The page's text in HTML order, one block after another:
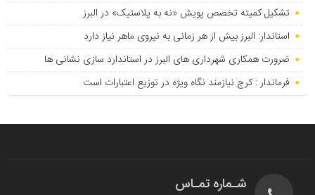
تشکیل کمیته تخصص پویش «نه به پلاستیک» در البرز
استاندار: البرز بیش از هر زمانی به نیروی ماهر نیاز دارد
ضرورت همکاری شهرداری های البرز در استاندارد سازی نشانی ها
فرماندار : کرج نیازمند نگاه ویژه در توزیع اعتبارات است
شـماره تمـاس